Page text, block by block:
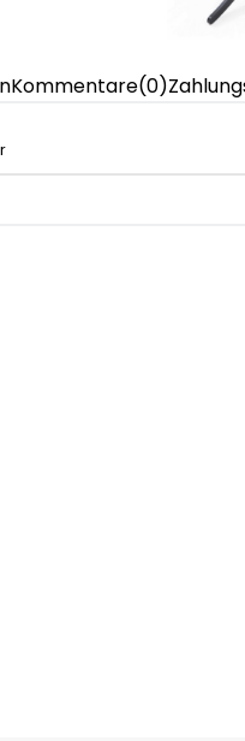
Kommentare(0)